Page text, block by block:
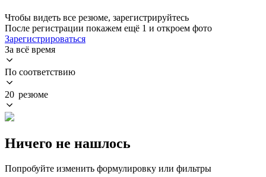
Чтобы видеть все резюме, зарегистрируйтесь
После регистрации покажем ещё 1 и откроем фото
Зарегистрироваться
За всё время
По соответствию
20 резюме
Ничего не нашлось
Попробуйте изменить формулировку или фильтры